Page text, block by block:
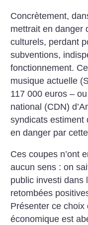
Concrètement,
mettrait en danger
culturels, perdant
subventions,
fonctionnement.
musique actuelle
117 000 euros –
national (CDN)
syndicats estiment
en danger par
Ces coupes n’ont
aucun sens : on
public investi dans
retombées
Présenter ce choix
économique est